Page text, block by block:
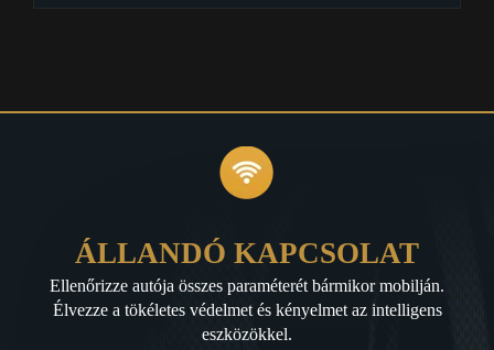
ÁLLANDÓ KAPCSOLAT
Ellenőrizze autója összes paraméterét bármikor mobilján.
Élvezze a tökéletes védelmet és kényelmet az intelligens
eszközökkel.